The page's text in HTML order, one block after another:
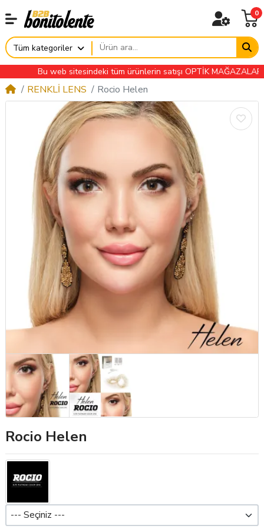
0
Tüm kategoriler
Bu web sitesindeki tüm ürünlerin satışı OPTİK MAĞAZALARINA
RENKLİ LENS Rocio Helen
Rocio Helen
Dioptri (Pwr)